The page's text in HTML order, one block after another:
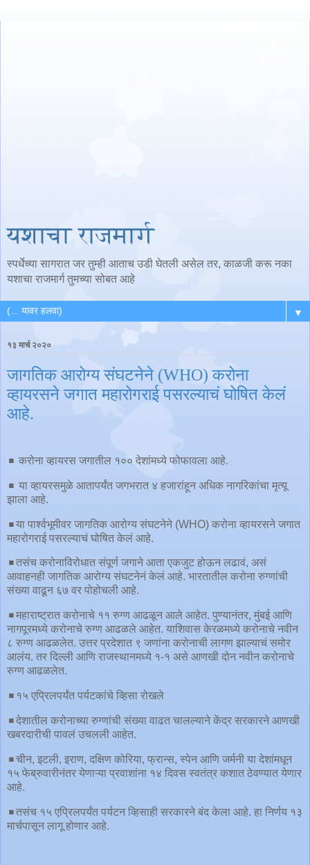
यशाचा राजमार्ग
स्पर्धेच्या सागरात जर तुम्ही आताच उडी घेतली असेल तर, काळजी करू नका
यशाचा राजमार्ग तुमच्या सोबत आहे
▼
१३ मार्च २०२०
जागतिक आरोग्य संघटनेने (WHO) करोना
व्हायरसने जगात महारोगराई पसरल्याचं घोषित केलं
आहे.
◾️ करोना व्हायरस जगातील १०० देशांमध्ये फोफावला आहे.
◾️ या व्हायरसमुळे आतापर्यंत जगभरात ४ हजारांहून अधिक नागरिकांचा मृत्यू
झाला आहे.
◾️या पार्श्वभूमीवर जागतिक आरोग्य संघटनेने (WHO) करोना व्हायरसने जगात
महारोगराई पसरल्याचं घोषित केलं आहे.
◾️तसंच करोनाविरोधात संपूर्ण जगाने आता एकजुट होऊन लढावं, असं
आवाहनही जागतिक आरोग्य संघटनेनं केलं आहे. भारतातील करोना रुग्णांची
संख्या वाढून ६७ वर पोहोचली आहे.
◾️महाराष्ट्रात करोनाचे ११ रुग्ण आढळून आले आहेत. पुण्यानंतर, मुंबई आणि
नागपूरमध्ये करोनाचे रुग्ण आढळले आहेत. याशिवास केरळमध्ये करोनाचे नवीन
८ रुग्ण आढळलेत. उत्तर प्रदेशात ९ जणांना करोनाची लागण झाल्याचं समोर
आलंय. तर दिल्ली आणि राजस्थानमध्ये १-१ असे आणखी दोन नवीन करोनाचे
रुग्ण आढळलेत.
◾️१५ एप्रिलपर्यंत पर्यटकांचे व्हिसा रोखले
◾️देशातील करोनाच्या रुग्णांची संख्या वाढत चालल्याने केंद्र सरकारने आणखी
खबरदारीची पावलं उचलली आहेत.
◾️चीन, इटली, इराण, दक्षिण कोरिया, फ्रान्स, स्पेन आणि जर्मनी या देशांमधून
१५ फेब्रुवारीनंतर येणाऱ्या प्रवाशांना १४ दिवस स्वतंत्र कशात ठेवण्यात येणार
आहे.
◾️तसंच १५ एप्रिलपर्यंत पर्यटन व्हिसाही सरकारने बंद केला आहे. हा निर्णय १३
मार्चपासून लागू होणार आहे.